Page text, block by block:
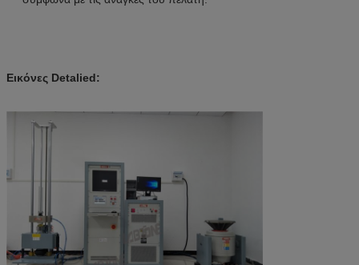
Εικόνες Detalied: